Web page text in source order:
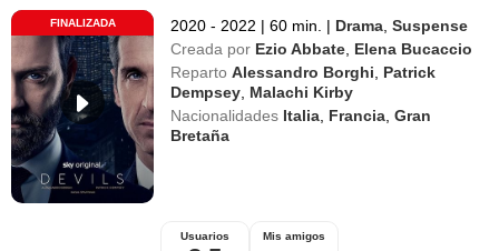
FINALIZADA 2020 - 2022 | 60 min. | Drama ,Suspense
Creada por Ezio Abbate Elena Bucaccio
Reparto Alessandro Borghi
Patrick
Dempsey Malachi Kirby
Nacionalidades Italia Francia ,Gran
Bretaña
Usuarios Mis amigos